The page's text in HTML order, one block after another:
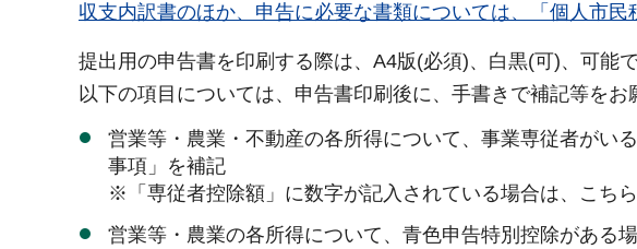
収支内訳書のほか、申告に必要な書類については、「個人市民
提出用の申告書を印刷する際は、A4版(必須)、白黒(可)、可能
以下の項目については、申告書印刷後に、手書きで補記等をお
営業等・農業・不動産の各所得について、事業専従者がい
事項」を補記
※「専従者控除額」に数字が記入されている場合は、こち
営業等・農業の各所得について、青色申告特別控除がある